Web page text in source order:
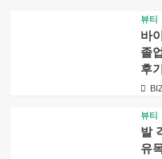
뷰티
바
졸
후기
뷰티
발
유